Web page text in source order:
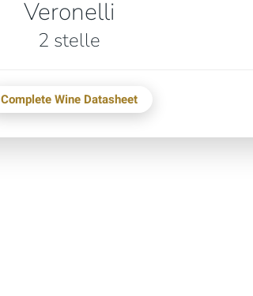
Veronelli
2 stelle
Complete Wine Datasheet